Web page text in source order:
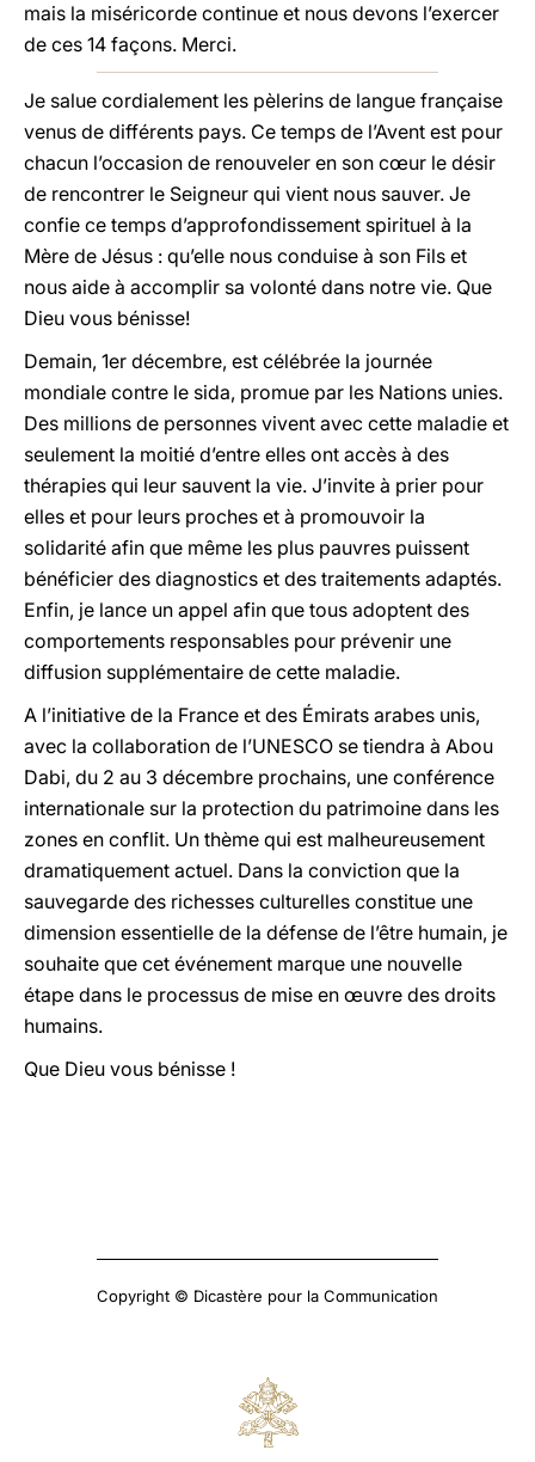
mais la miséricorde continue et nous devons l’exercer
de ces 14 façons. Merci.
Je salue cordialement les pèlerins de langue française
venus de différents pays. Ce temps de l’Avent est pour
chacun l’occasion de renouveler en son cœur le désir
de rencontrer le Seigneur qui vient nous sauver. Je
confie ce temps d’approfondissement spirituel à la
Mère de Jésus : qu’elle nous conduise à son Fils et
nous aide à accomplir sa volonté dans notre vie. Que
Dieu vous bénisse!
Demain, 1er décembre, est célébrée la journée
mondiale contre le sida, promue par les Nations unies.
Des millions de personnes vivent avec cette maladie et
seulement la moitié d’entre elles ont accès à des
thérapies qui leur sauvent la vie. J’invite à prier pour
elles et pour leurs proches et à promouvoir la
solidarité afin que même les plus pauvres puissent
bénéficier des diagnostics et des traitements adaptés.
Enfin, je lance un appel afin que tous adoptent des
comportements responsables pour prévenir une
diffusion supplémentaire de cette maladie.
A l’initiative de la France et des Émirats arabes unis,
avec la collaboration de l’UNESCO se tiendra à Abou
Dabi, du 2 au 3 décembre prochains, une conférence
internationale sur la protection du patrimoine dans les
zones en conflit. Un thème qui est malheureusement
dramatiquement actuel. Dans la conviction que la
sauvegarde des richesses culturelles constitue une
dimension essentielle de la défense de l’être humain, je
souhaite que cet événement marque une nouvelle
étape dans le processus de mise en œuvre des droits
humains.
Que Dieu vous bénisse !
Copyright © Dicastère pour la Communication